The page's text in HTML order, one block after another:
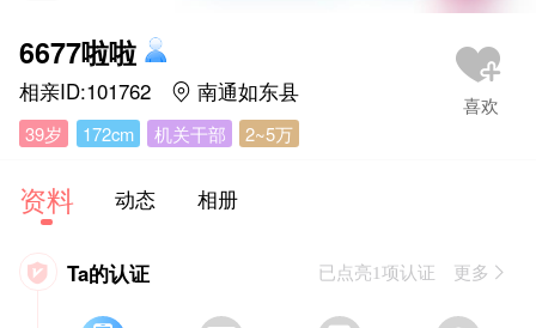
6677啦啦
相亲ID:101762  南通如东县
39岁 172cm 机关干部 2~5万
资料 动态 相册
 Ta的认证 已点亮1项认证 更多